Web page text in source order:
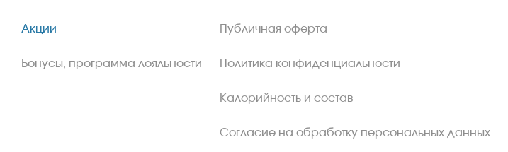
Акции
Бонусы, программа лояльности
Публичная оферта
Политика конфиденциальности
Калорийность и состав
Согласие на обработку персональных данных